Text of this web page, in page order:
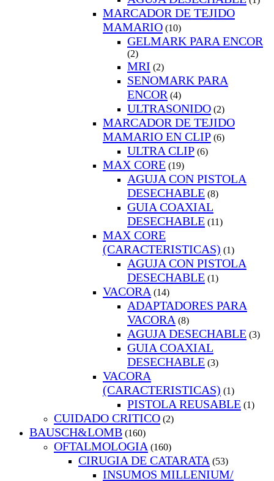
MARCADOR DE TEJIDO
MAMARIO (10)
GELMARK PARA ENCOR
(2)
MRI (2)
SENOMARK PARA
ENCOR (4)
ULTRASONIDO (2)
MARCADOR DE TEJIDO
MAMARIO EN CLIP (6)
ULTRA CLIP (6)
MAX CORE (19)
AGUJA CON PISTOLA
DESECHABLE (8)
GUIA COAXIAL
DESECHABLE (11)
MAX CORE
(CARACTERISTICAS) (1)
AGUJA CON PISTOLA
DESECHABLE (1)
VACORA (14)
ADAPTADORES PARA
VACORA (8)
AGUJA DESECHABLE (3)
GUIA COAXIAL
DESECHABLE (3)
VACORA
(CARACTERISTICAS) (1)
PISTOLA REUSABLE (1)
CUIDADO CRITICO (2)
BAUSCH&LOMB (160)
OFTALMOLOGIA (160)
CIRUGIA DE CATARATA (53)
INSUMOS MILLENIUM/